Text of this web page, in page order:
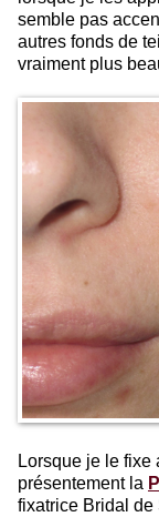
semble pas
autres fonds de
vraiment plus
Lorsque je le
présentement la
fixatrice Bridal de